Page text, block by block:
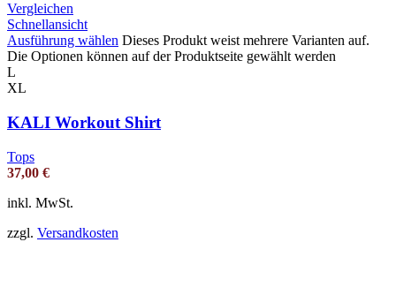
Vergleichen
Schnellansicht
Ausführung wählen Dieses Produkt weist mehrere Varianten auf.
Die Optionen können auf der Produktseite gewählt werden
L
XL
KALI Workout Shirt
Tops
37,00 €
inkl. MwSt.
zzgl. Versandkosten